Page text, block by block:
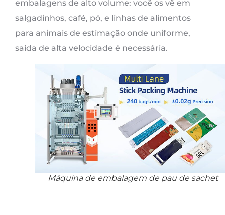
embalagens de alto volume: você os vê em
salgadinhos, café, pó, e linhas de alimentos
para animais de estimação onde uniforme,
saída de alta velocidade é necessária.
Máquina de embalagem de pau de sachet